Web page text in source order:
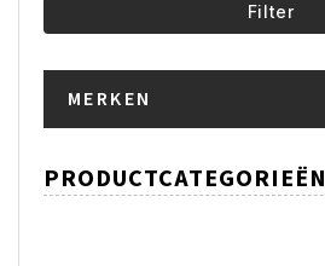
Filter
MERKEN
PRODUCTCATEGORIEËN